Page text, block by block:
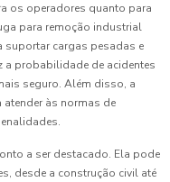
os operadores quanto para
para remoção industrial
suportar cargas pesadas e
probabilidade de acidentes
seguro. Além disso, a
às normas de
a ser destacado. Ela pode
desde a construção civil até